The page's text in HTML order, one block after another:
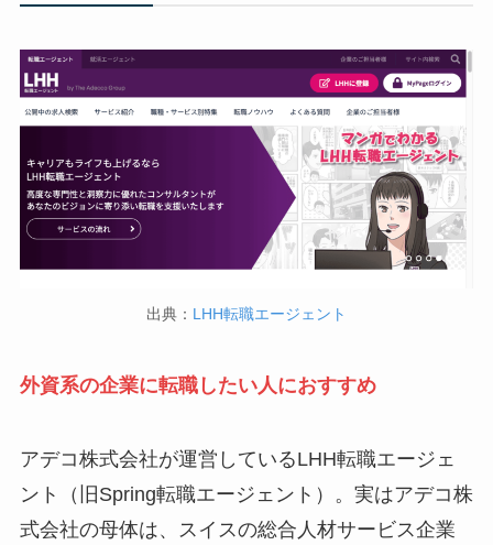
出典： LHH転職エージェント
外資系の企業に転職したい人におすすめ
アデコ株式会社が運営しているLHH転職エージェ
ント（旧Spring転職エージェント）。実はアデコ株
式会社の母体は、スイスの総合人材サービス企業